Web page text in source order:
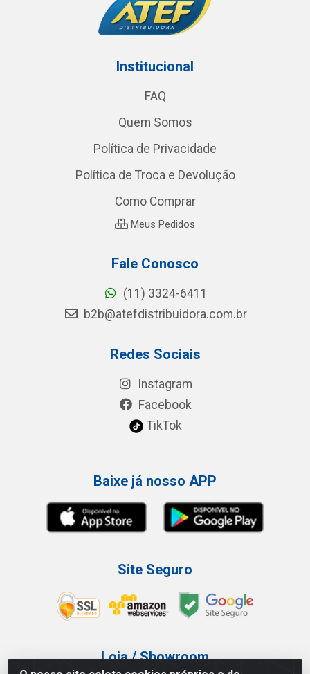
Institucional
FAQ
Quem Somos
Política de Privacidade
Política de Troca e Devolução
Como Comprar
Meus Pedidos
Fale Conosco
(11) 3324-6411
b2b@atefdistribuidora.com.br
Redes Sociais
Instagram
Facebook
TikTok
Baixe já nosso APP
Site Seguro
Loja / Showroom